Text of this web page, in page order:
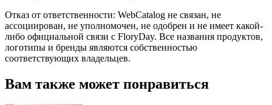
Отказ от ответственности: WebCatalog не связан, не
ассоциирован, не уполномочен, не одобрен и не имеет какой-
либо официальной связи с FloryDay. Все названия продуктов,
логотипы и бренды являются собственностью
соответствующих владельцев.
Вам также может понравиться